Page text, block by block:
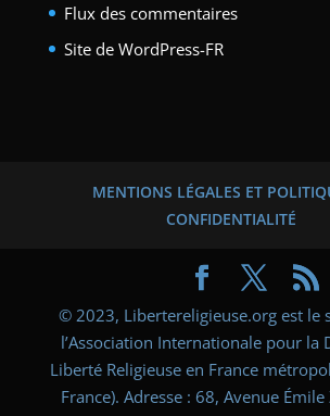
Flux des commentaires
Site de WordPress-FR
MENTIONS LÉGALES ET
CONFIDENTIALITÉ
© 2023, Libertereligieuse.org est le
l’Association Internationale pour la
Liberté Religieuse en France
France). Adresse : 68, Avenue